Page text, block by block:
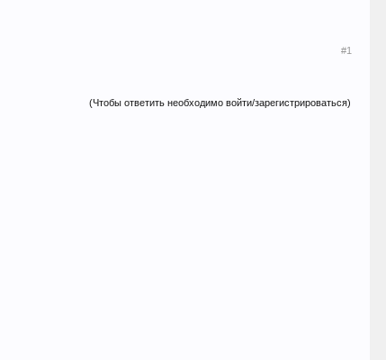
#1
(Чтобы ответить необходимо войти/зарегистрироваться)